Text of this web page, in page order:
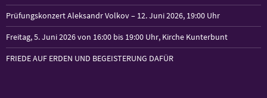
Prüfungskonzert Aleksandr Volkov – 12. Juni 2026, 19:00 Uhr
Freitag, 5. Juni 2026 von 16:00 bis 19:00 Uhr, Kirche Kunterbunt
FRIEDE AUF ERDEN UND BEGEISTERUNG DAFÜR